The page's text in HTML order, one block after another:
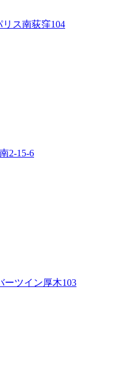
ス南荻窪104
2-15-6
ーツイン厚木103